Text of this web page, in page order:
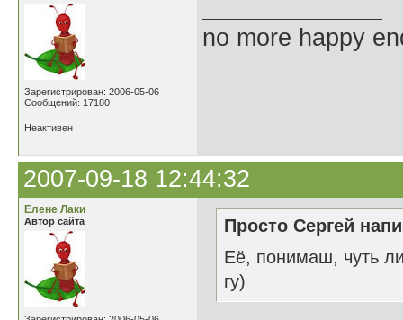
Зарегистрирован: 2006-05-06
Сообщений: 17180
no more happy
Неактивен
2007-09-18 12:44:32
Елене Лаки
Автор сайта
Просто Сергей
Её, понимаш, чуть
гу)